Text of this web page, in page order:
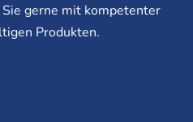
gerne mit kompetenter
Produkten.